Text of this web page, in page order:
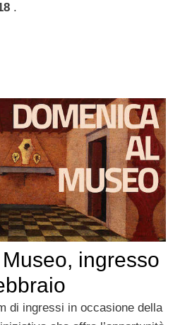
.
ingresso
di ingressi in occasione della